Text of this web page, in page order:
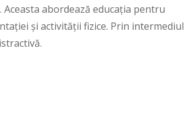
abordează educația pentru
și activității fizice. Prin intermediul